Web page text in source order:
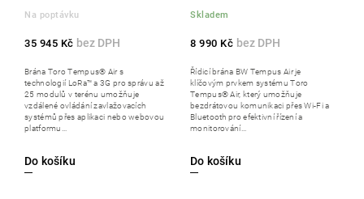
Na poptávku
35 945 Kč
Do košíku
Brána Toro Tempus® Air s
technologií LoRa™ a 3G pro správu až
25 modulů v terénu umožňuje
vzdálené ovládání zavlažovacích
systémů přes aplikaci nebo webovou
platformu...
Skladem
8 990 Kč
Do košíku
Řídicí brána BW Tempus Air je
klíčovým prvkem systému Toro
Tempus® Air, který umožňuje
bezdrátovou komunikaci přes Wi-Fi a
Bluetooth pro efektivní řízení a
monitorování...